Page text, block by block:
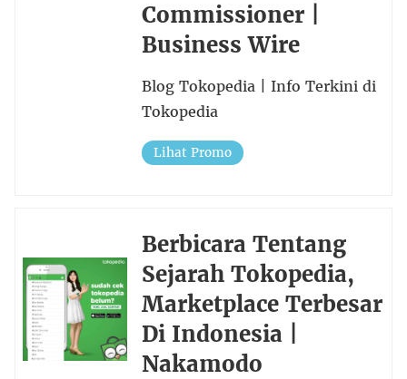
Commissioner |
Business Wire
Blog Tokopedia | Info Terkini di
Tokopedia
Lihat Promo
Berbicara Tentang
Sejarah Tokopedia,
Marketplace Terbesar
Di Indonesia |
Nakamodo